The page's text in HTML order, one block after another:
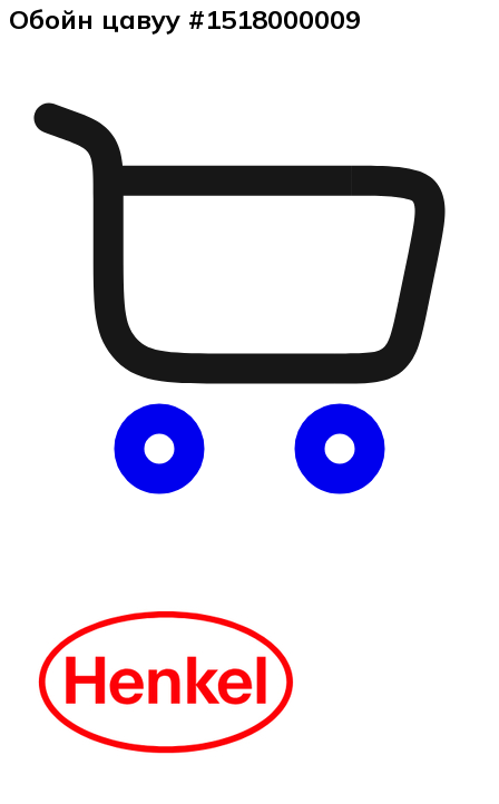
Обойн цавуу #1518000009